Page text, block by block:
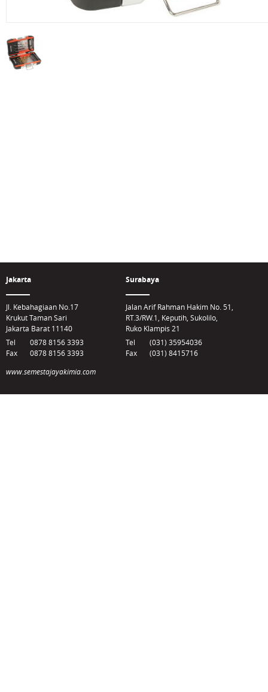
Jakarta
Jl. Kebahagiaan No.17
Krukut Taman Sari
Jakarta Barat 11140
Tel
0878 8156 3393
Fax
0878 8156 3393
Surabaya
Jalan Arif Rahman Hakim No. 51,
RT.3/RW.1, Keputih, Sukolilo,
Ruko Klampis 21
Tel
(031) 35954036
Fax
(031) 8415716
www.semestajayakimia.com